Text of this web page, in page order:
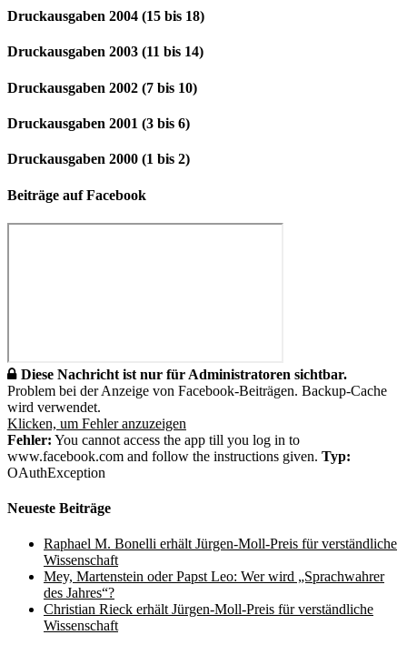
Druckausgaben 2004 (15 bis 18)
Druckausgaben 2003 (11 bis 14)
Druckausgaben 2002 (7 bis 10)
Druckausgaben 2001 (3 bis 6)
Druckausgaben 2000 (1 bis 2)
Beiträge auf Facebook
Diese Nachricht ist nur für Administratoren sichtbar.
Problem bei der Anzeige von Facebook-Beiträgen. Backup-Cache
wird verwendet.
Klicken, um Fehler anzuzeigen
Fehler: You cannot access the app till you log in to
www.facebook.com and follow the instructions given. Typ:
OAuthException
Neueste Beiträge
Raphael M. Bonelli erhält Jürgen-Moll-Preis für verständliche
Wissenschaft
Mey, Martenstein oder Papst Leo: Wer wird „Sprachwahrer
des Jahres“?
Christian Rieck erhält Jürgen-Moll-Preis für verständliche
Wissenschaft